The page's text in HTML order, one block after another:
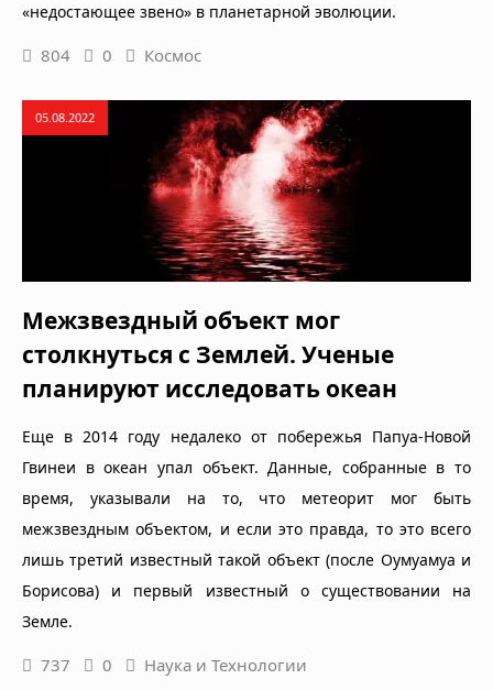
«недостающее звено» в планетарной эволюции.
804 0 Космос
05.08.2022
Межзвездный объект мог
столкнуться с Землей. Ученые
планируют исследовать океан
Еще в 2014 году недалеко от побережья Папуа-Новой
Гвинеи в океан упал объект. Данные, собранные в то
время, указывали на то, что метеорит мог быть
межзвездным объектом, и если это правда, то это всего
лишь третий известный такой объект (после Оумуамуа и
Борисова) и первый известный о существовании на
Земле.
737 0 Наука и Технологии